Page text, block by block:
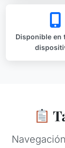
Disponible en